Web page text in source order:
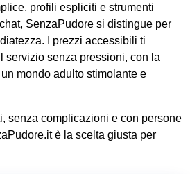
profili espliciti e strumenti
SenzaPudore si distingue per
I prezzi accessibili ti
servizio senza pressioni, con la
mondo adulto stimolante e
senza complicazioni e con persone
è la scelta giusta per